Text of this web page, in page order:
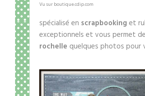
Vu sur boutique.cdip.com
spécialisé en scrapbooking et
exceptionnels et vous permet
rochelle quelques photos pour